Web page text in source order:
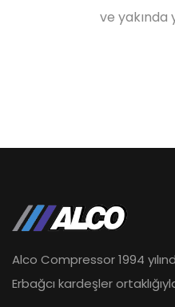
ve yakında
Alco Compressor 1994
Erbağcı kardeşler